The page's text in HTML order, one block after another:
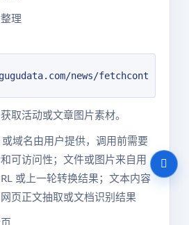
理
news/fetchcont
取活动或文章图片素材。
域名由用户提供，调用前需要
可访问性；文件或图片来自用
或上一轮转换结果；文本内容
页正文抽取或文档识别结果